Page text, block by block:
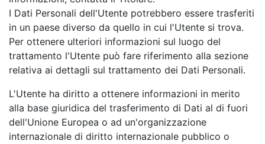
I Dati Personali dell'Utente potrebbero essere trasferiti
in un paese diverso da quello in cui l'Utente si trova.
Per ottenere ulteriori informazioni sul luogo del
trattamento l'Utente può fare riferimento alla sezione
relativa ai dettagli sul trattamento dei Dati Personali.
L'Utente ha diritto a ottenere informazioni in merito
alla base giuridica del trasferimento di Dati al di fuori
dell'Unione Europea o ad un'organizzazione
internazionale di diritto internazionale pubblico o